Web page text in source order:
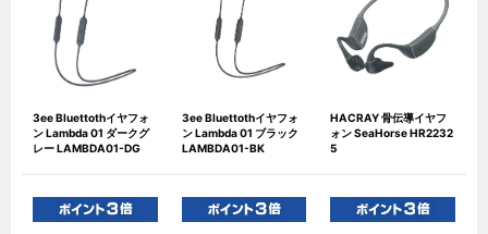
3ee Bluettothイヤフォ
ン Lambda 01 ダークグ
レー LAMBDA01-DG
3ee Bluettothイヤフォ
ン Lambda 01 ブラック
LAMBDA01-BK
HACRAY 骨伝導イヤフ
ォン SeaHorse HR2232
5